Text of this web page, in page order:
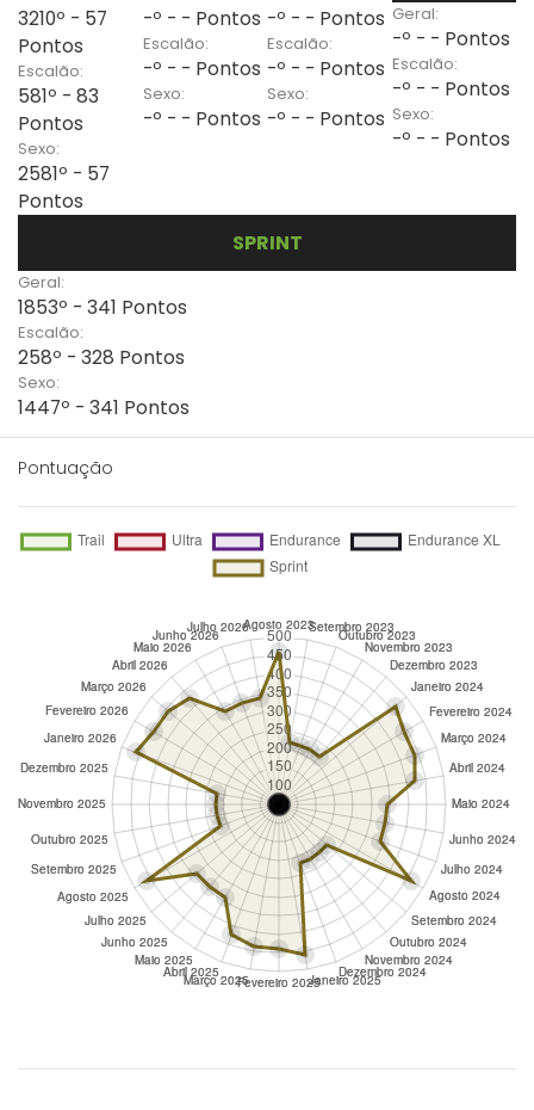
3210º - 57
Pontos
Escalão:
581º - 83
Pontos
Sexo:
2581º - 57
Pontos
-º - - Pontos
Escalão:
-º - - Pontos
Sexo:
-º - - Pontos
-º - - Pontos
Escalão:
-º - - Pontos
Sexo:
-º - - Pontos
Geral:
-º - - Pontos
Escalão:
-º - - Pontos
Sexo:
-º - - Pontos
SPRINT
Geral:
1853º - 341 Pontos
Escalão:
258º - 328 Pontos
Sexo:
1447º - 341 Pontos
Pontuação